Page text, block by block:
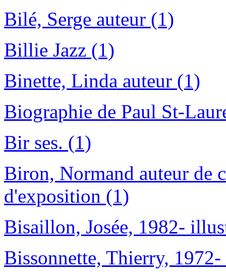
Bilé, Serge auteur (1)
Billie Jazz (1)
Binette, Linda auteur (1)
Biographie de Paul St-
Bir ses. (1)
Biron, Normand auteur de
d'exposition (1)
Bisaillon, Josée, 1982-
Bissonnette, Thierry,